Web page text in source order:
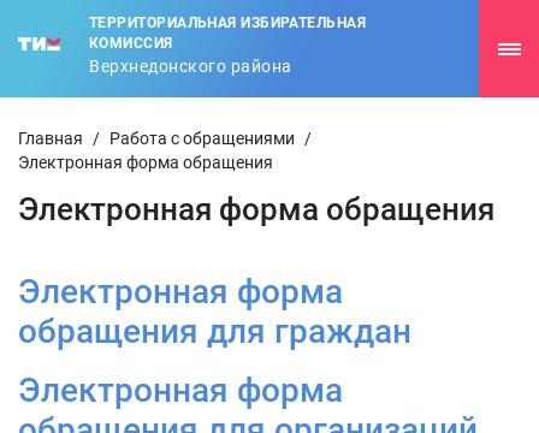
ТЕРРИТОРИАЛЬНАЯ ИЗБИРАТЕЛЬНАЯ
КОМИССИЯ
Верхнедонского района
Главная / Работа с обращениями
/
Электронная форма обращения
Электронная форма обращения
Электронная форма
обращения для граждан
Электронная форма